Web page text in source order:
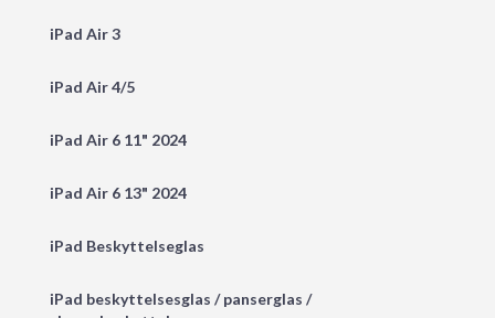
iPad Air 3
iPad Air 4/5
iPad Air 6 11" 2024
iPad Air 6 13" 2024
iPad Beskyttelseglas
iPad beskyttelsesglas / panserglas /